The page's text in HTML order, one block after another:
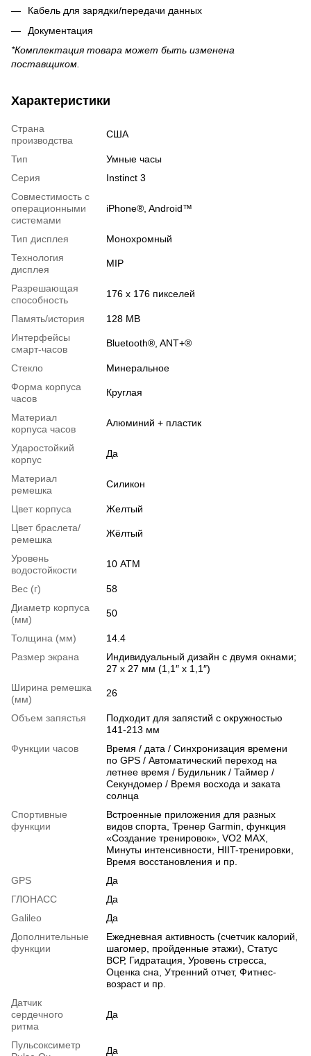
Кабель для зарядки/передачи данных
Документация
*Комплектация товара может быть изменена
поставщиком.
Характеристики
Страна
производства
США
Тип
Умные часы
Серия
Instinct 3
Совместимость с
операционными
системами
iPhone®, Android™
Тип дисплея
Монохромный
Технология
дисплея
MIP
Разрешающая
способность
176 x 176 пикселей
Память/история
128 MB
Интерфейсы
смарт-часов
Bluetooth®, ANT+®
Стекло
Минеральное
Форма корпуса
часов
Круглая
Материал
корпуса часов
Алюминий + пластик
Ударостойкий
корпус
Да
Материал
ремешка
Силикон
Цвет корпуса
Желтый
Цвет браслета/
ремешка
Жёлтый
Уровень
водостойкости
10 АТМ
Вес (г)
58
Диаметр корпуса
(мм)
50
Толщина (мм)
14.4
Размер экрана
Индивидуальный дизайн с двумя окнами;
27 x 27 мм (1,1″ x 1,1″)
Ширина ремешка
(мм)
26
Объем запястья
Подходит для запястий с окружностью
141-213 мм
Функции часов
Время / дата / Синхронизация времени
по GPS / Автоматический переход на
летнее время / Будильник / Таймер /
Секундомер / Время восхода и заката
солнца
Спортивные
функции
Встроенные приложения для разных
видов спорта, Тренер Garmin, функция
«Создание тренировок», VO2 MAX,
Минуты интенсивности, HIIT-тренировки,
Время восстановления и пр.
GPS
Да
ГЛОНАСС
Да
Galileo
Да
Дополнительные
функции
Ежедневная активность (счетчик калорий,
шагомер, пройденные этажи), Статус
ВСР, Гидратация, Уровень стресса,
Оценка сна, Утренний отчет, Фитнес-
возраст и пр.
Датчик
сердечного
ритма
Да
Пульсоксиметр
Да